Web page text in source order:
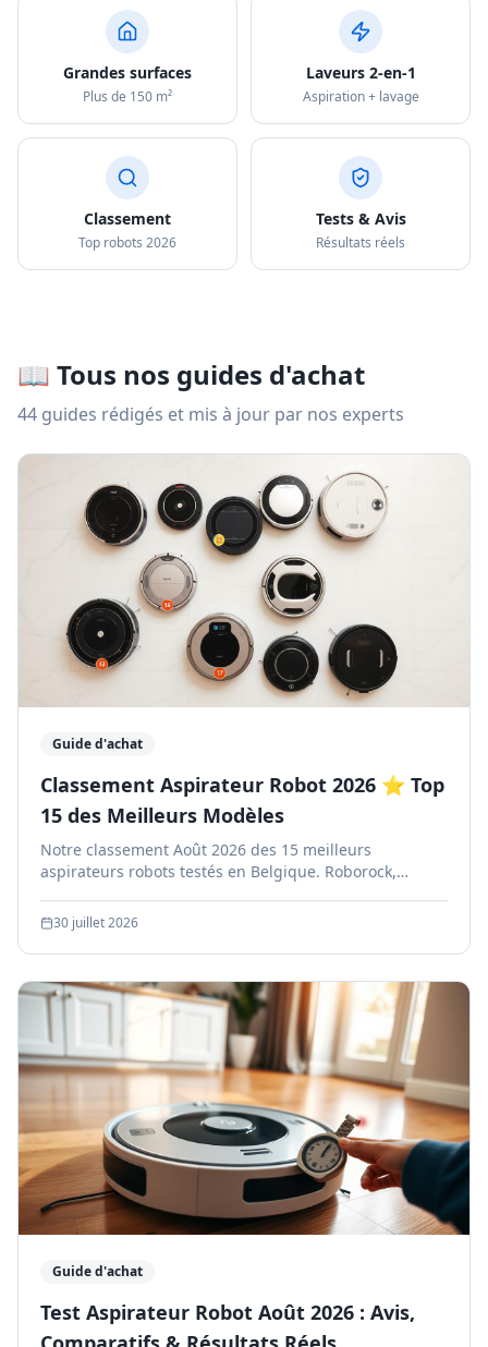
Grandes surfaces
Plus de 150 m²
Laveurs 2-en-1
Aspiration + lavage
Classement
Top robots 2026
Tests & Avis
Résultats réels
📖 Tous nos guides d'achat
44 guides rédigés et mis à jour par nos experts
Guide d'achat
Classement Aspirateur Robot 2026 ⭐ Top
15 des Meilleurs Modèles
Notre classement Août 2026 des 15 meilleurs
aspirateurs robots testés en Belgique. Roborock,
comparatif détaillé.
30 juillet 2026
Guide d'achat
Test Aspirateur Robot Août 2026 : Avis,